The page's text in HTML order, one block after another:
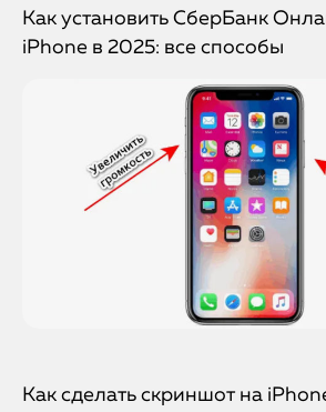
Как установить СберБанк
iPhone в 2025: все способы
Как сделать скриншот на